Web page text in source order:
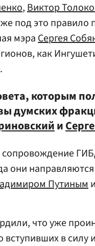
,Виктор
под это правило
мэраСергея
как
.
которым
думских
и
сопровождение
они
Путиным
что уже
вступивших в силу